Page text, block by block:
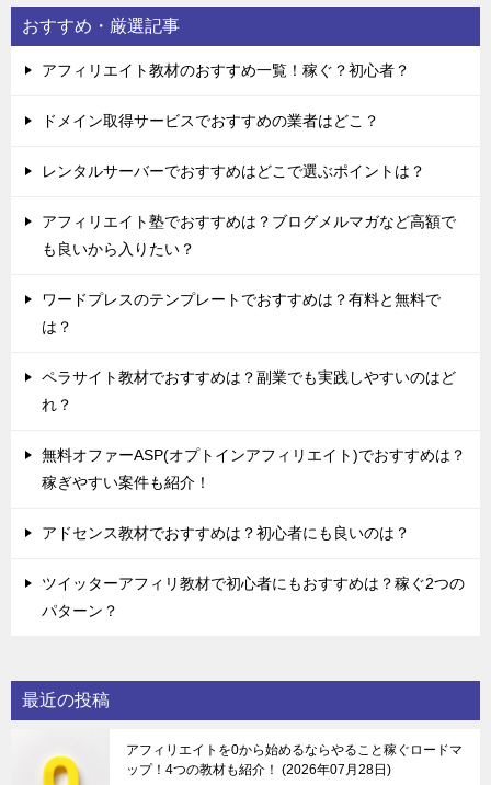
おすすめ・厳選記事
アフィリエイト教材のおすすめ一覧！稼ぐ？初心者？
ドメイン取得サービスでおすすめの業者はどこ？
レンタルサーバーでおすすめはどこで選ぶポイントは？
アフィリエイト塾でおすすめは？ブログメルマガなど高額で
も良いから入りたい？
ワードプレスのテンプレートでおすすめは？有料と無料で
は？
ペラサイト教材でおすすめは？副業でも実践しやすいのはど
れ？
無料オファーASP(オプトインアフィリエイト)でおすすめは？
稼ぎやすい案件も紹介！
アドセンス教材でおすすめは？初心者にも良いのは？
ツイッターアフィリ教材で初心者にもおすすめは？稼ぐ2つの
パターン？
最近の投稿
アフィリエイトを0から始めるならやること稼ぐロードマ
ップ！4つの教材も紹介！
2026年07月28日